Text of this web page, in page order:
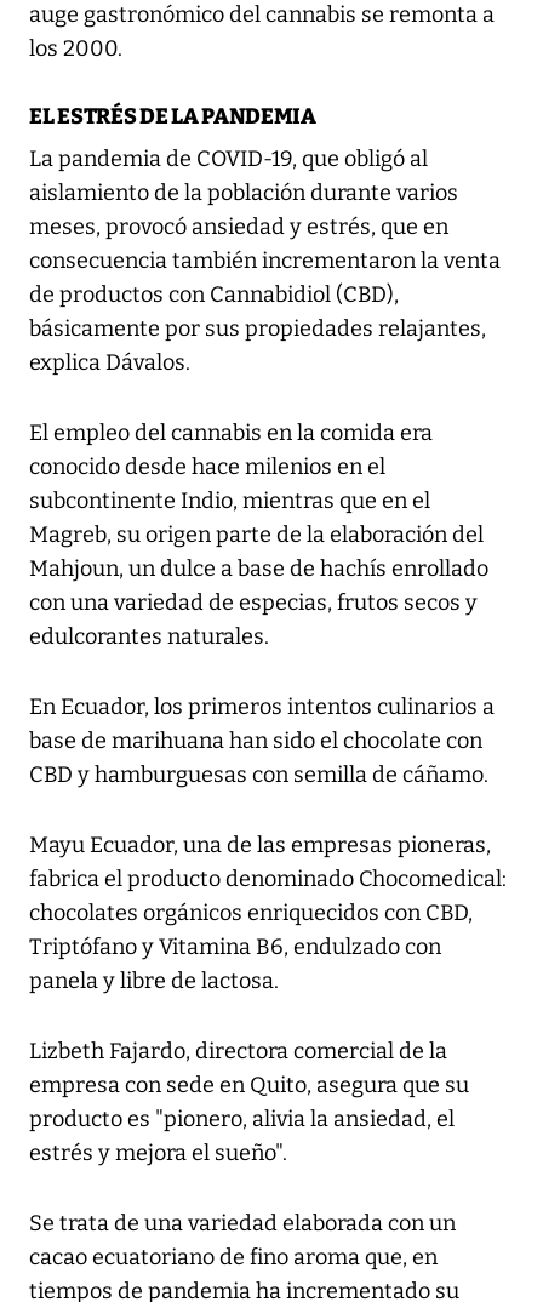
auge gastronómico del cannabis se remonta a
los 2000.
EL ESTRÉS DE LA PANDEMIA
La pandemia de COVID-19, que obligó al
aislamiento de la población durante varios
meses, provocó ansiedad y estrés, que en
consecuencia también incrementaron la venta
de productos con Cannabidiol (CBD),
básicamente por sus propiedades relajantes,
explica Dávalos.
El empleo del cannabis en la comida era
conocido desde hace milenios en el
subcontinente Indio, mientras que en el
Magreb, su origen parte de la elaboración del
Mahjoun, un dulce a base de hachís enrollado
con una variedad de especias, frutos secos y
edulcorantes naturales.
En Ecuador, los primeros intentos culinarios a
base de marihuana han sido el chocolate con
CBD y hamburguesas con semilla de cáñamo.
Mayu Ecuador, una de las empresas pioneras,
fabrica el producto denominado Chocomedical:
chocolates orgánicos enriquecidos con CBD,
Triptófano y Vitamina B6, endulzado con
panela y libre de lactosa.
Lizbeth Fajardo, directora comercial de la
empresa con sede en Quito, asegura que su
producto es "pionero, alivia la ansiedad, el
estrés y mejora el sueño".
Se trata de una variedad elaborada con un
cacao ecuatoriano de fino aroma que, en
tiempos de pandemia ha incrementado su